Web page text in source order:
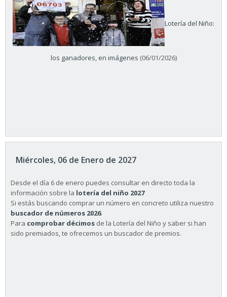
Lotería del Niño:
los ganadores, en imágenes (06/01/2026)
Miércoles, 06 de Enero de 2027
Desde el día 6 de enero puedes consultar en directo toda la
información sobre la lotería del niño 2027
Si estás buscando comprar un número en concreto utiliza nuestro
buscador de números 2026.
Para comprobar décimos de la Lotería del Niño y saber si han
sido premiados, te ofrecemos un buscador de premios.